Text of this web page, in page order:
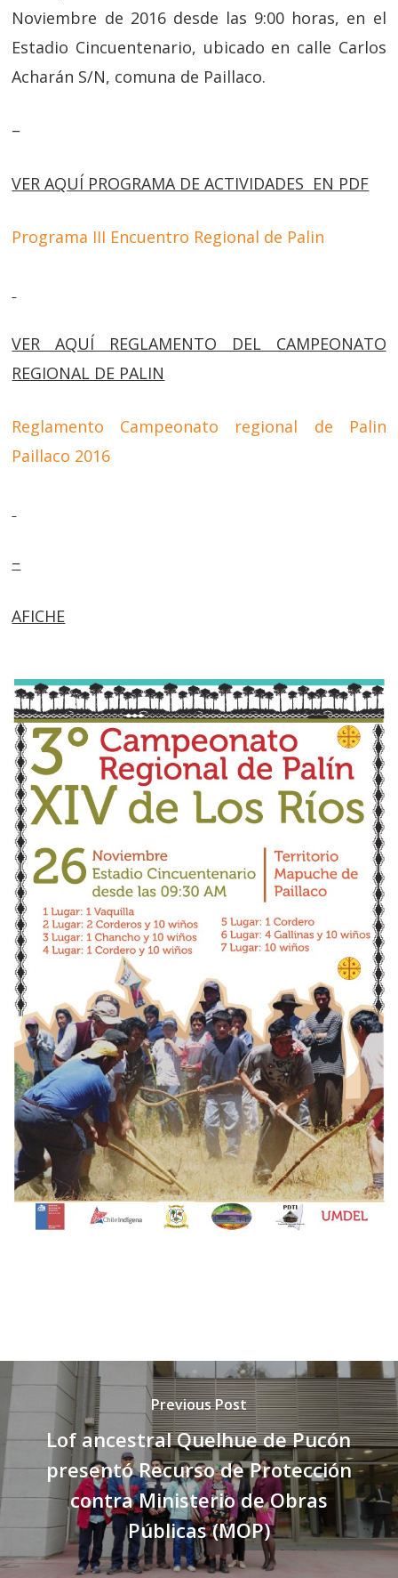
Noviembre de 2016 desde las 9:00 horas, en el
Estadio Cincuentenario, ubicado en calle Carlos
Acharán S/N, comuna de Paillaco.
–
VER AQUÍ PROGRAMA DE ACTIVIDADES EN PDF
Programa III Encuentro Regional de Palin
VER AQUÍ REGLAMENTO DEL CAMPEONATO
REGIONAL DE PALIN
Reglamento Campeonato regional de Palin
Paillaco 2016
–
AFICHE
Previous Post
Lof ancestral Quelhue de Pucón
presentó Recurso de Protección
contra Ministerio de Obras
Públicas (MOP)